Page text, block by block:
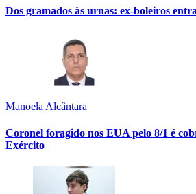
Dos gramados às urnas: ex-boleiros
Manoela Alcântara
Coronel foragido nos EUA pelo 8/1 é
Exército